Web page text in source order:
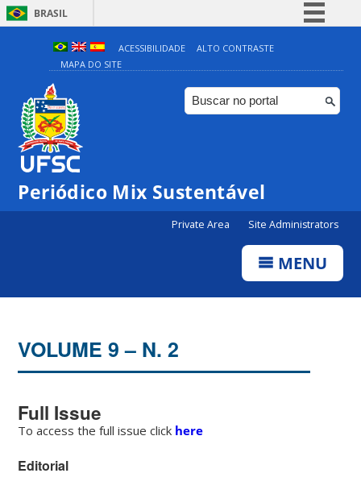
BRASIL
Simplifique!
Comunica BR
Participe
ACESSIBILIDADE
ALTO CONTRASTE
MAPA DO SITE
Periódico Mix Sustentável
Private Area Site Administrators
MENU
VOLUME 9 – N. 2
Full Issue
To access the full issue click here
Editorial